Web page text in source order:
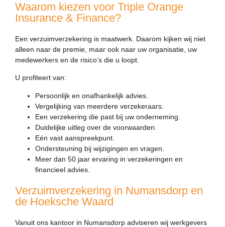
Waarom kiezen voor Triple Orange
Insurance & Finance?
Een verzuimverzekering is maatwerk. Daarom kijken wij niet
alleen naar de premie, maar ook naar uw organisatie, uw
medewerkers en de risico’s die u loopt.
U profiteert van:
Persoonlijk en onafhankelijk advies.
Vergelijking van meerdere verzekeraars.
Een verzekering die past bij uw onderneming.
Duidelijke uitleg over de voorwaarden.
Eén vast aanspreekpunt.
Ondersteuning bij wijzigingen en vragen.
Meer dan 50 jaar ervaring in verzekeringen en
financieel advies.
Verzuimverzekering in Numansdorp en
de Hoeksche Waard
Vanuit ons kantoor in Numansdorp adviseren wij werkgevers